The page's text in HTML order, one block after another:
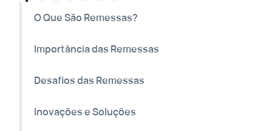
O Que São Remessas?
Importância das Remessas
Desafios das Remessas
Inovações e Soluções